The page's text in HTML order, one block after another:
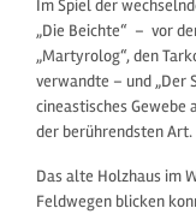
Im Spiel der
„Die Beichte“ – vor
„Martyrolog“, den
verwandte – und „Der
cineastisches Gewebe
der berührendsten Art.
Das alte Holzhaus im
Feldwegen blicken